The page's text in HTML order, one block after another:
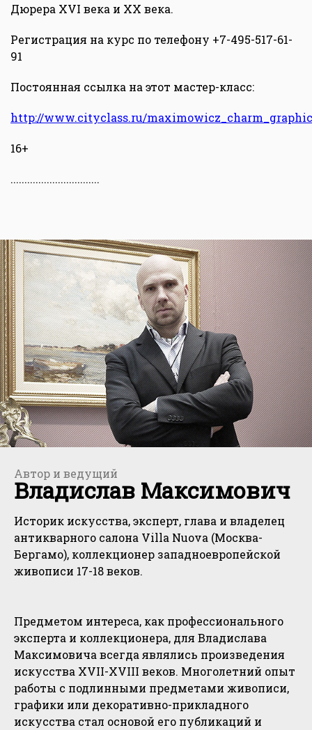
Дюрера XVI века и XX века.
Регистрация на курс по телефону +7-495-517-61-
91
Постоянная ссылка на этот мастер-класс:
http://www.cityclass.ru/
16+
................................
Автор и ведущий
Владислав Максимович
Историк искусства, эксперт, глава и владелец
антикварного салона Villa Nuova (Москва-
Бергамо), коллекционер западноевропейской
живописи 17-18 веков.
Предметом интереса, как профессионального
эксперта и коллекционера, для Владислава
Максимовича всегда являлись произведения
искусства XVII-XVIII веков. Многолетний опыт
работы с подлинными предметами живописи,
графики или декоративно-прикладного
искусства стал основой его публикаций и